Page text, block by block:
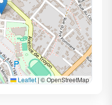
Leaflet|© OpenStreetMap